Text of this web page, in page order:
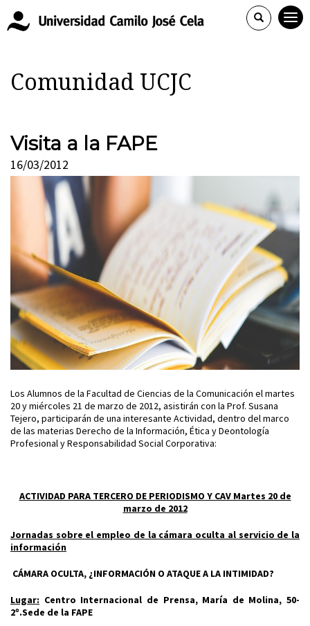
Comunidad UCJC
Visita a la FAPE
16/03/2012
Los Alumnos de la Facultad de Ciencias de la Comunicación el martes
20 y miércoles 21 de marzo de 2012, asistirán con la Prof. Susana
Tejero, participarán de una interesante Actividad, dentro del marco
de las materias Derecho de la Información, Ética y Deontología
Profesional y Responsabilidad Social Corporativa:
ACTIVIDAD PARA TERCERO DE PERIODISMO Y CAV Martes 20 de
marzo de 2012
Jornadas sobre el empleo de la cámara oculta al servicio de la
información
CÁMARA OCULTA, ¿INFORMACIÓN O ATAQUE A LA INTIMIDAD?
Lugar: Centro Internacional de Prensa, María de Molina, 50-
2º.Sede de la FAPE